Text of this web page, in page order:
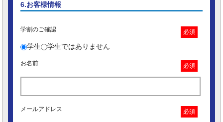
6.お客様情報
学割のご確認 必須
学生 学生ではありません
お名前 必須
メールアドレス 必須